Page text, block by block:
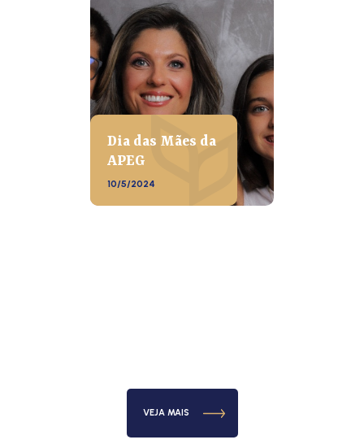
Dia das Mães da
APEG
10/5/2024
VEJA MAIS